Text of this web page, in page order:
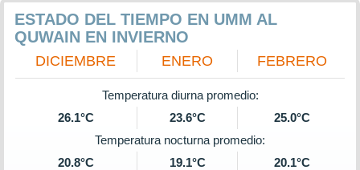
ESTADO DEL TIEMPO EN UMM AL
QUWAIN EN INVIERNO
DICIEMBRE ENERO FEBRERO
Temperatura diurna promedio:
26.1°C
23.6°C
25.0°C
Temperatura nocturna promedio:
20.8°C
19.1°C 20.1°C